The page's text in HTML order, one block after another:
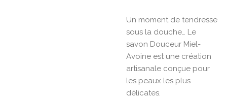
Un moment de tendresse
sous la douche… Le
savon Douceur Miel-
Avoine est une création
artisanale conçue pour
les peaux les plus
délicates.